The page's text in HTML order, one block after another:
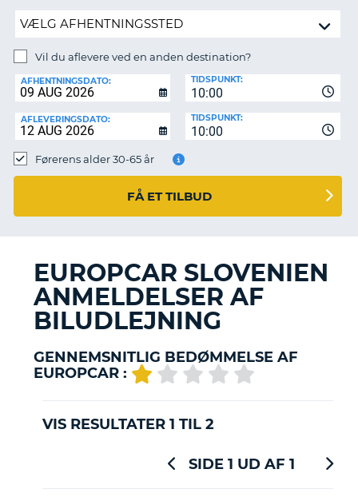
DANMARK
anden
destination?
Vil du aflevere ved en anden destination?
AFHENTNINGSDATO:
10:00
TIDSPUNKT:
AFLEVERINGSDATO:
10:00
TIDSPUNKT:
Førerens alder 30-65 år
FÅ ET TILBUD
EUROPCAR SLOVENIEN
ANMELDELSER AF
BILUDLEJNING
GENNEMSNITLIG BEDØMMELSE AF
EUROPCAR :
VIS RESULTATER 1 TIL 2
SIDE 1 UD AF 1